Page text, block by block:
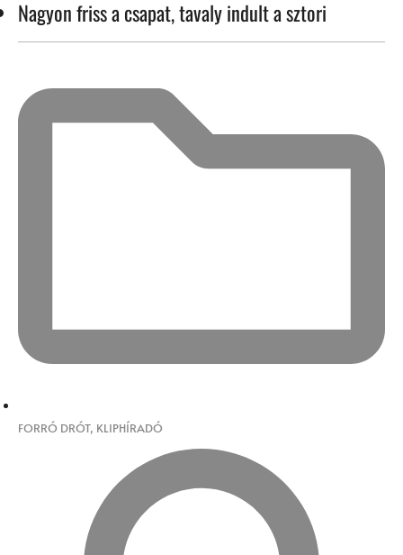
Nagyon friss a csapat, tavaly indult a sztori
FORRÓ DRÓT, KLIPHÍRADÓ